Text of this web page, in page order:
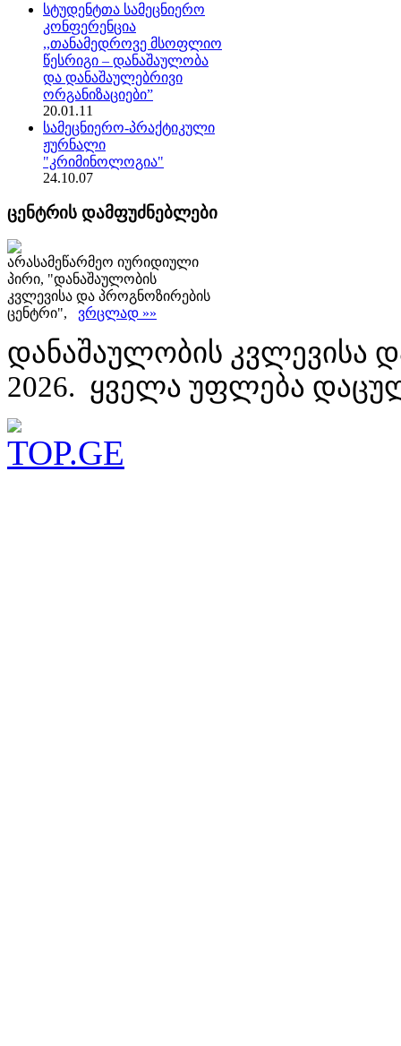
სტუდენტთა სამეცნიერო
კონფერენცია
,,თანამედროვე მსოფლიო
წესრიგი – დანაშაულობა
და დანაშაულებრივი
ორგანიზაციები”
20.01.11
სამეცნიერო-პრაქტიკული
ჟურნალი
"კრიმინოლოგია"
24.10.07
ცენტრის დამფუძნებლები
არასამეწარმეო იურიდიული
პირი, "დანაშაულობის
კვლევისა და პროგნოზირების
ცენტრი", ვრცლად »»
დანაშაულობის კვლევისა
2026. ყველა უფლება